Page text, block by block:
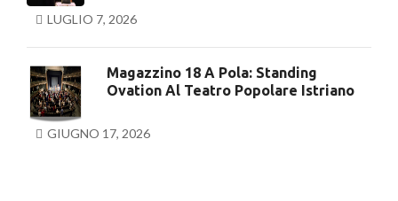
LUGLIO 7, 2026
Magazzino 18 A Pola: Standing
Ovation Al Teatro Popolare Istriano
GIUGNO 17, 2026